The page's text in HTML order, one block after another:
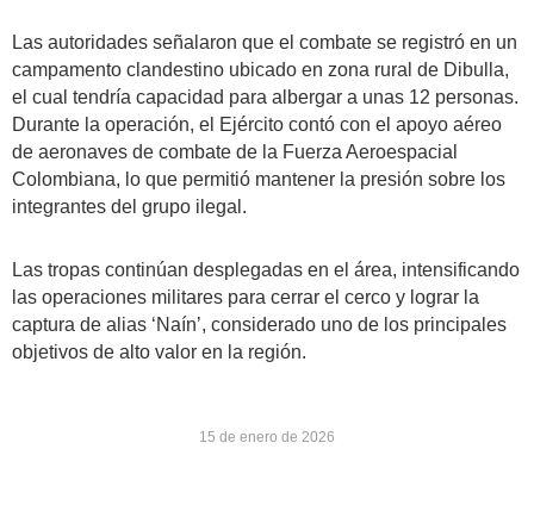
Las autoridades señalaron que el combate se registró en un
campamento clandestino ubicado en zona rural de Dibulla,
el cual tendría capacidad para albergar a unas 12 personas.
Durante la operación, el Ejército contó con el apoyo aéreo
de aeronaves de combate de la Fuerza Aeroespacial
Colombiana, lo que permitió mantener la presión sobre los
integrantes del grupo ilegal.
Las tropas continúan desplegadas en el área, intensificando
las operaciones militares para cerrar el cerco y lograr la
captura de alias ‘Naín’, considerado uno de los principales
objetivos de alto valor en la región.
15 de enero de 2026